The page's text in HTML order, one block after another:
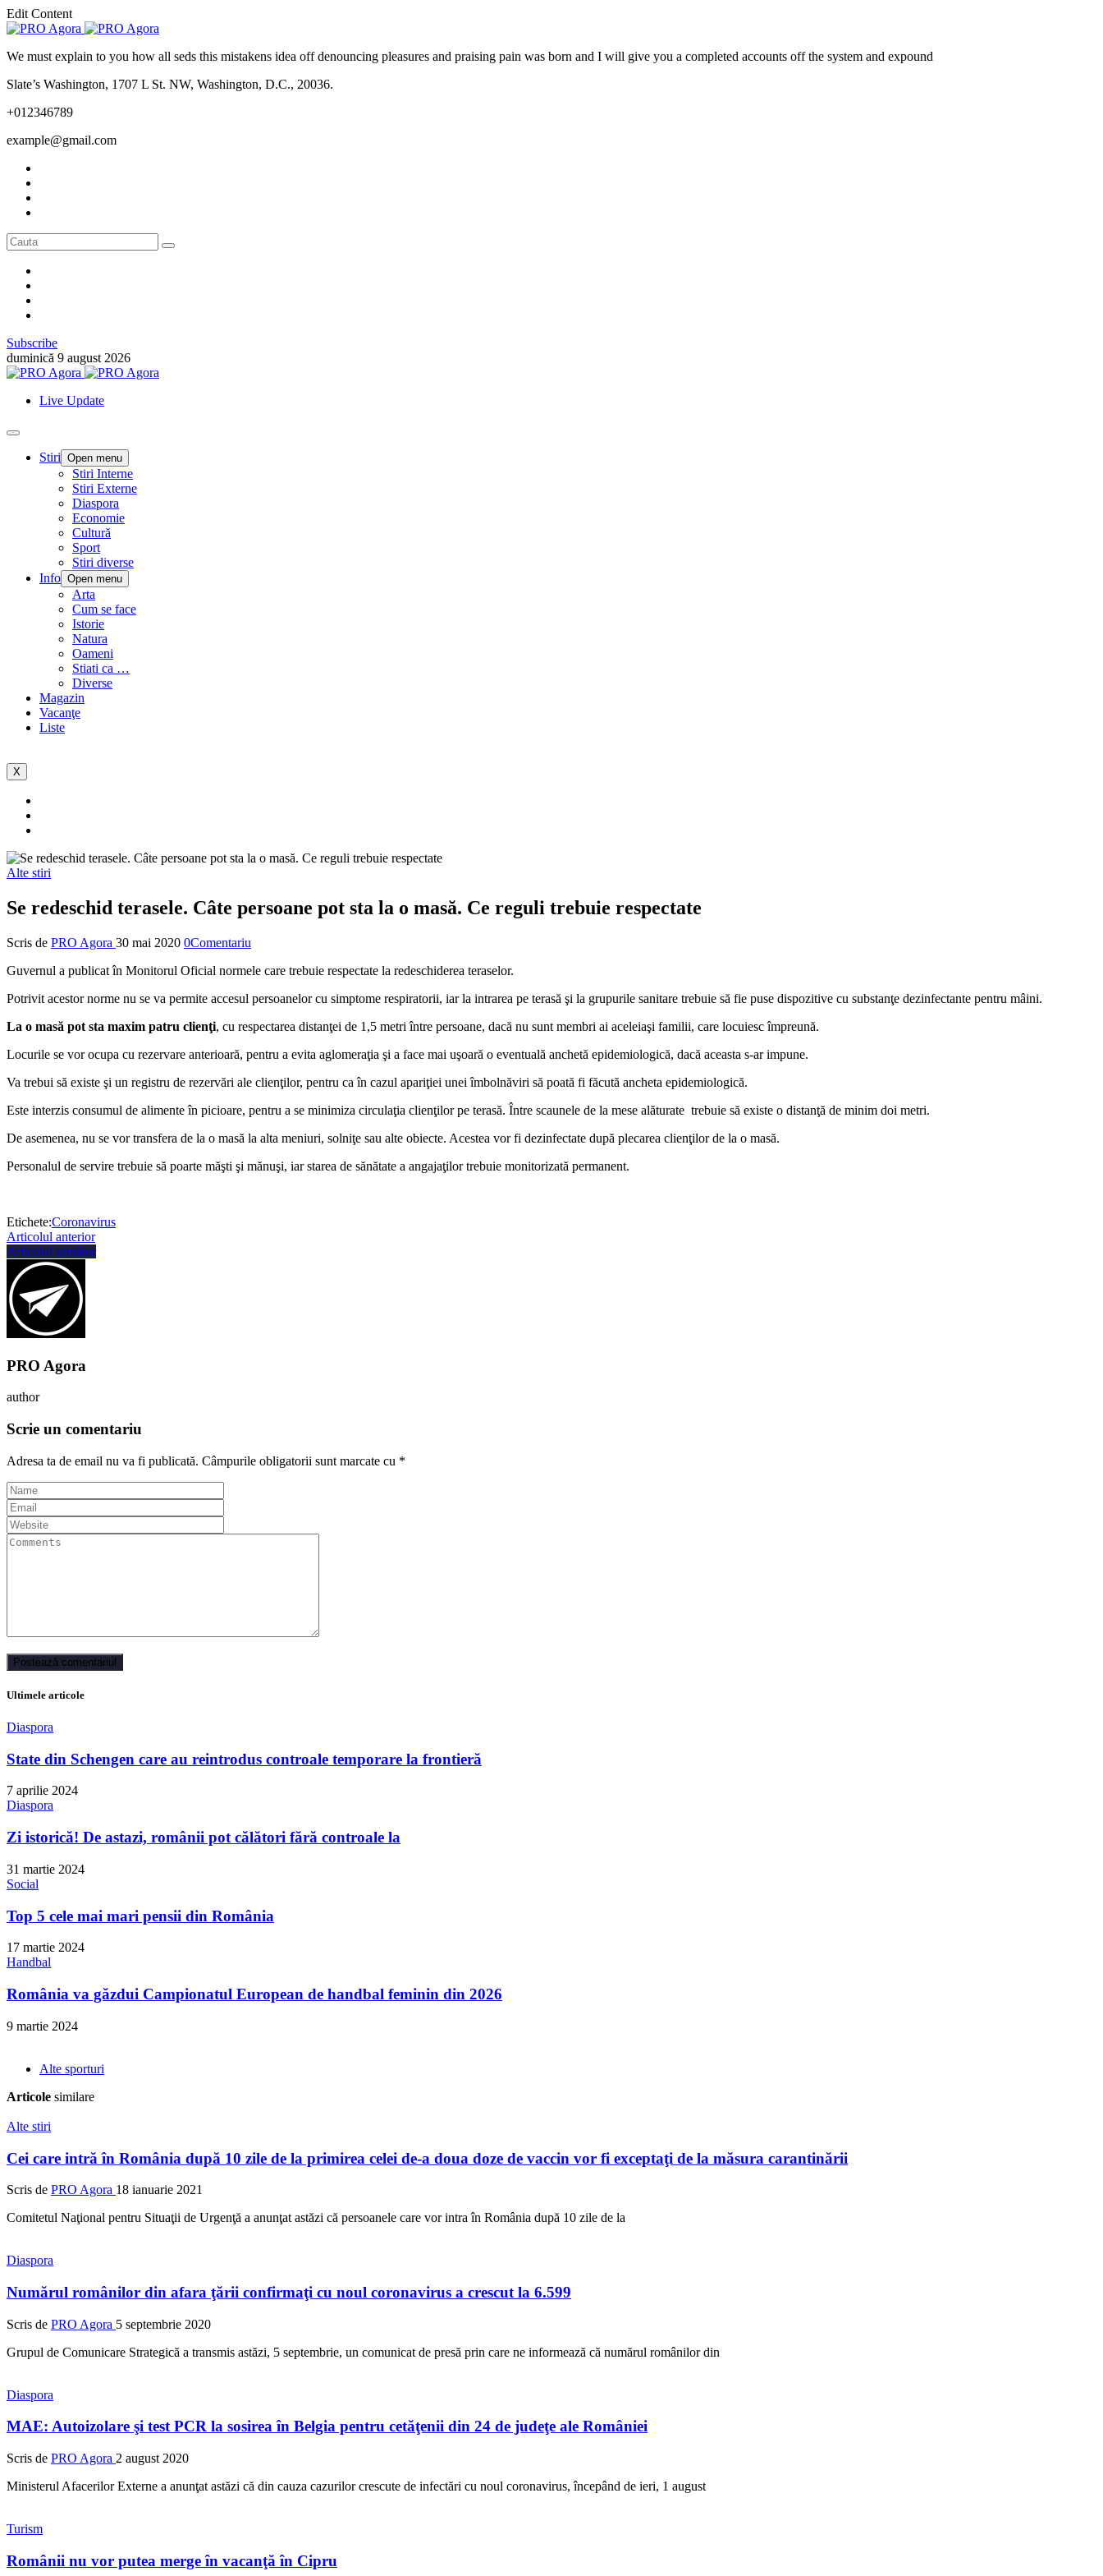
Edit Content
We must explain to you how all seds this mistakens idea off denouncing pleasures and praising pain was born and I will give you a completed accounts off the system and expound
Slate’s Washington, 1707 L St. NW, Washington, D.C., 20036.
+012346789
example@gmail.com
Subscribe
duminică 9 august 2026
Live Update
Stiri Open menu
Stiri Interne
Stiri Externe
Diaspora
Economie
Cultură
Sport
Stiri diverse
Info Open menu
Arta
Cum se face
Istorie
Natura
Oameni
Stiati ca …
Diverse
Magazin
Vacanţe
Liste
X
Alte stiri
Se redeschid terasele. Câte persoane pot sta la o masă. Ce reguli trebuie respectate
Scris de PRO Agora 30 mai 2020 0Comentariu
Guvernul a publicat în Monitorul Oficial normele care trebuie respectate la redeschiderea teraselor.
Potrivit acestor norme nu se va permite accesul persoanelor cu simptome respiratorii, iar la intrarea pe terasă şi la grupurile sanitare trebuie să fie puse dispozitive cu substanţe dezinfectante pentru mâini.
La o masă pot sta maxim patru clienţi, cu respectarea distanţei de 1,5 metri între persoane, dacă nu sunt membri ai aceleiaşi familii, care locuiesc împreună.
Locurile se vor ocupa cu rezervare anterioară, pentru a evita aglomeraţia şi a face mai uşoară o eventuală anchetă epidemiologică, dacă aceasta s-ar impune.
Va trebui să existe şi un registru de rezervări ale clienţilor, pentru ca în cazul apariţiei unei îmbolnăviri să poată fi făcută ancheta epidemiologică.
Este interzis consumul de alimente în picioare, pentru a se minimiza circulaţia clienţilor pe terasă. Între scaunele de la mese alăturate trebuie să existe o distanţă de minim doi metri.
De asemenea, nu se vor transfera de la o masă la alta meniuri, solniţe sau alte obiecte. Acestea vor fi dezinfectate după plecarea clienţilor de la o masă.
Personalul de servire trebuie să poarte măşti şi mănuşi, iar starea de sănătate a angajaţilor trebuie monitorizată permanent.
Etichete:Coronavirus
Articolul anterior
Articolul următor
PRO Agora
author
Scrie un comentariu
Adresa ta de email nu va fi publicată. Câmpurile obligatorii sunt marcate cu *
Ultimele articole
Diaspora
State din Schengen care au reintrodus controale temporare la frontieră
7 aprilie 2024
Diaspora
Zi istorică! De astazi, românii pot călători fără controale la
31 martie 2024
Social
Top 5 cele mai mari pensii din România
17 martie 2024
Handbal
România va găzdui Campionatul European de handbal feminin din 2026
9 martie 2024
Alte sporturi
Articole similare
Alte stiri
Cei care intră în România după 10 zile de la primirea celei de-a doua doze de vaccin vor fi exceptaţi de la măsura carantinării
Scris de PRO Agora 18 ianuarie 2021
Comitetul Naţional pentru Situaţii de Urgenţă a anunţat astăzi că persoanele care vor intra în România după 10 zile de la
Diaspora
Numărul românilor din afara ţării confirmaţi cu noul coronavirus a crescut la 6.599
Scris de PRO Agora 5 septembrie 2020
Grupul de Comunicare Strategică a transmis astăzi, 5 septembrie, un comunicat de presă prin care ne informează că numărul românilor din
Diaspora
MAE: Autoizolare şi test PCR la sosirea în Belgia pentru cetăţenii din 24 de judeţe ale României
Scris de PRO Agora 2 august 2020
Ministerul Afacerilor Externe a anunţat astăzi că din cauza cazurilor crescute de infectări cu noul coronavirus, începând de ieri, 1 august
Turism
Românii nu vor putea merge în vacanţă în Cipru